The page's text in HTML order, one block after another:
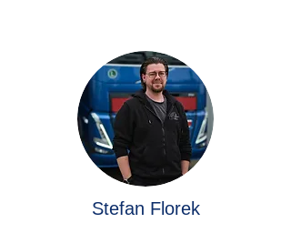
Stefan Florek